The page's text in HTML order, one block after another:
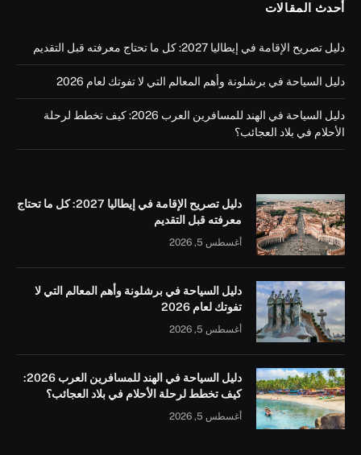
أحدث المقالات
دليل تصريح الإقامة في إيطاليا 2027: كل ما تحتاج معرفته قبل التقديم
دليل السياحة في برشلونة وأهم المعالم التي لا تفوتك لعام 2026
دليل السياحة في الهند للمسافرين العرب 2026: كيف تخطط لرحلة
الأحلام في بلاد العجائب؟
دليل تصريح الإقامة في إيطاليا 2027: كل ما تحتاج
معرفته قبل التقديم
أغسطس 5, 2026
دليل السياحة في برشلونة وأهم المعالم التي لا
تفوتك لعام 2026
أغسطس 5, 2026
دليل السياحة في الهند للمسافرين العرب 2026:
كيف تخطط لرحلة الأحلام في بلاد العجائب؟
أغسطس 5, 2026